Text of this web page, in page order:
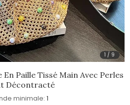
1 / 9
En Paille Tissé Main Avec Perles
Décontracté
minimale: 1